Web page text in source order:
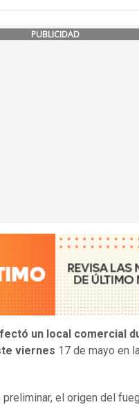
PUBLICIDAD
un local comercial
viernes 17 de mayo en
el origen del